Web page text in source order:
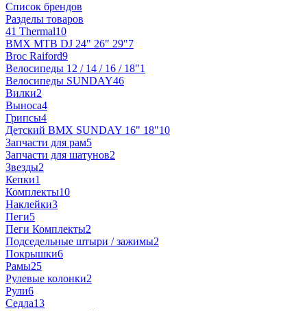
Список брендов
Разделы товаров
41 Thermal10
BMX MTB DJ 24" 26" 29"7
Broc Raiford9
Велосипеды 12 / 14 / 16 / 18"1
Велосипеды SUNDAY46
Вилки2
Выноса4
Грипсы4
Детский BMX SUNDAY 16" 18"10
Запчасти для рам5
Запчасти для шатунов2
Звезды2
Кепки1
Комплекты10
Наклейки3
Пеги5
Пеги Комплекты2
Подседельные штыри / зажимы2
Покрышки6
Рамы25
Рулевые колонки2
Рули6
Седла13